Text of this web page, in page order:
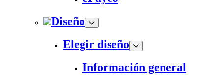
Diseño
Elegir diseño
Información general